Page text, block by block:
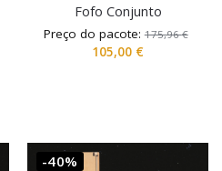
Fofo Conjunto
Preço do pacote:175,96€
105,00 €
-40%